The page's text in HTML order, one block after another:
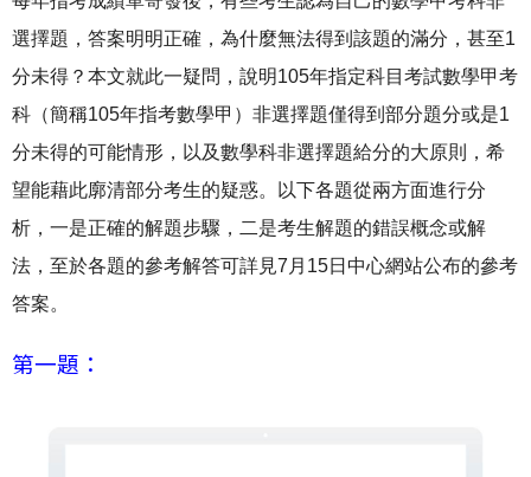
選擇題，答案明明正確，為什麼無法得到該題的滿分，甚至1
分未得？本文就此一疑問，說明105年指定科目考試數學甲考
科（簡稱105年指考數學甲）非選擇題僅得到部分題分或是1
分未得的可能情形，以及數學科非選擇題給分的大原則，希
望能藉此廓清部分考生的疑惑。以下各題從兩方面進行分
析，一是正確的解題步驟，二是考生解題的錯誤概念或解
法，至於各題的參考解答可詳見7月15日中心網站公布的參考
答案。
第一題：